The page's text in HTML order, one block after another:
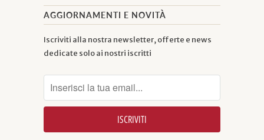
AGGIORNAMENTI E NOVITÀ
Iscriviti alla nostra newsletter, offerte e news
dedicate solo ai nostri iscritti